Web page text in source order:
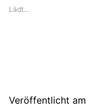
Lädt…
Veröffentlicht am